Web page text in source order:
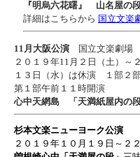
『明烏六花曙』 山名屋の
詳細はこちらから 国立文楽
11月大阪公演 国立文楽劇場
２０１９年11月２日（土）
１３日（水）は休演 １部２
第１部午前１１時開演
心中天網島 「天満紙屋内
杉本文楽ニューヨーク公演
２０１９年１０月１９日～